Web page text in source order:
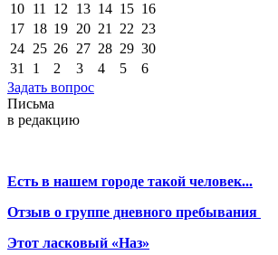
10 11 12 13 14 15 16
17 18 19 20 21 22 23
24 25 26 27 28 29 30
31
1 2 3 4 5
6
Задать вопрос
Письма
в редакцию
Есть в нашем городе такой человек...
Отзыв о группе дневного пребывания
Этот ласковый «Наз»